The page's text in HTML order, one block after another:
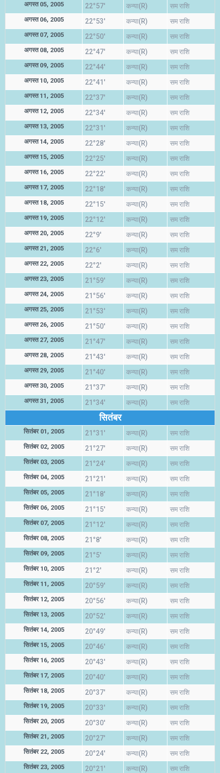
अगस्त 05, 2005 22°57' कन्या(R) सम राशि
अगस्त 06, 2005 22°53' कन्या(R) सम राशि
अगस्त 07, 2005 22°50' कन्या(R) सम राशि
अगस्त 08, 2005 22°47' कन्या(R) सम राशि
अगस्त 09, 2005 22°44' कन्या(R) सम राशि
अगस्त 10, 2005 22°41' कन्या(R) सम राशि
अगस्त 11, 2005 22°37' कन्या(R) सम राशि
अगस्त 12, 2005 22°34' कन्या(R) सम राशि
अगस्त 13, 2005 22°31' कन्या(R) सम राशि
अगस्त 14, 2005 22°28' कन्या(R) सम राशि
अगस्त 15, 2005 22°25' कन्या(R) सम राशि
अगस्त 16, 2005 22°22' कन्या(R) सम राशि
अगस्त 17, 2005 22°18' कन्या(R) सम राशि
अगस्त 18, 2005 22°15' कन्या(R) सम राशि
अगस्त 19, 2005 22°12' कन्या(R) सम राशि
अगस्त 20, 2005 22°9' कन्या(R) सम राशि
अगस्त 21, 2005 22°6' कन्या(R) सम राशि
अगस्त 22, 2005 22°2' कन्या(R) सम राशि
अगस्त 23, 2005 21°59' कन्या(R) सम राशि
अगस्त 24, 2005 21°56' कन्या(R) सम राशि
अगस्त 25, 2005 21°53' कन्या(R) सम राशि
अगस्त 26, 2005 21°50' कन्या(R) सम राशि
अगस्त 27, 2005 21°47' कन्या(R) सम राशि
अगस्त 28, 2005 21°43' कन्या(R) सम राशि
अगस्त 29, 2005 21°40' कन्या(R) सम राशि
अगस्त 30, 2005 21°37' कन्या(R) सम राशि
अगस्त 31, 2005 21°34' कन्या(R) सम राशि
सितंबर
सितंबर 01, 2005 21°31' कन्या(R) सम राशि
सितंबर 02, 2005 21°27' कन्या(R) सम राशि
सितंबर 03, 2005 21°24' कन्या(R) सम राशि
सितंबर 04, 2005 21°21' कन्या(R) सम राशि
सितंबर 05, 2005 21°18' कन्या(R) सम राशि
सितंबर 06, 2005 21°15' कन्या(R) सम राशि
सितंबर 07, 2005 21°12' कन्या(R) सम राशि
सितंबर 08, 2005 21°8' कन्या(R) सम राशि
सितंबर 09, 2005 21°5' कन्या(R) सम राशि
सितंबर 10, 2005 21°2' कन्या(R) सम राशि
सितंबर 11, 2005 20°59' कन्या(R) सम राशि
सितंबर 12, 2005 20°56' कन्या(R) सम राशि
सितंबर 13, 2005 20°52' कन्या(R) सम राशि
सितंबर 14, 2005 20°49' कन्या(R) सम राशि
सितंबर 15, 2005 20°46' कन्या(R) सम राशि
सितंबर 16, 2005 20°43' कन्या(R) सम राशि
सितंबर 17, 2005 20°40' कन्या(R) सम राशि
सितंबर 18, 2005 20°37' कन्या(R) सम राशि
सितंबर 19, 2005 20°33' कन्या(R) सम राशि
सितंबर 20, 2005 20°30' कन्या(R) सम राशि
सितंबर 21, 2005 20°27' कन्या(R) सम राशि
सितंबर 22, 2005 20°24' कन्या(R) सम राशि
सितंबर 23, 2005 20°21' कन्या(R) सम राशि